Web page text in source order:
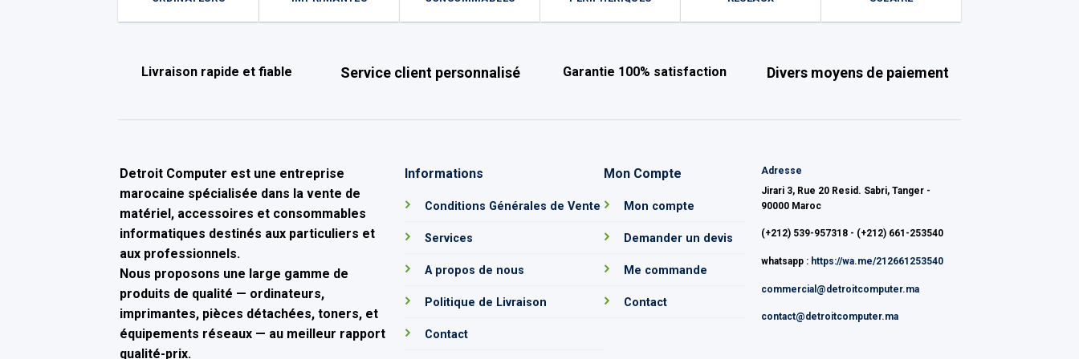
Livraison rapide et fiable Service client personnalisé Garantie 100% satisfaction Divers moyens de paiement
Detroit Computer est une entreprise
marocaine spécialisée dans lavente de
matériel, accessoires et consommables
informatiques destinés aux particuliers et
aux professionnels.
Nous proposons une large gamme de
produits de qualité — ordinateurs,
imprimantes, pièces détachées, toners, et
équipements réseaux — au meilleur rapport
qualité-prix.
Informations
Conditions Générales de Vente
Services
A propos de nous
Politique de Livraison
Contact
Mon Compte
Mon compte
Demander un devis
Me commande
Contact
Adresse
Jirari 3, Rue 20 Resid. Sabri, Tanger -
90000 Maroc
(+212) 539-957318 - (+212) 661-253540
whatsapp : https://wa.me/212661253540
commercial@detroitcomputer.ma
contact@detroitcomputer.ma